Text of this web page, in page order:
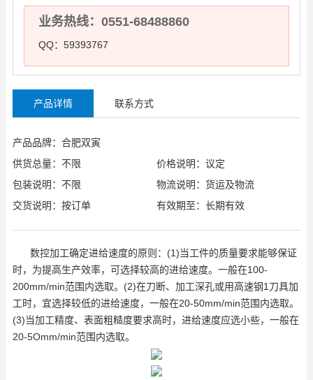
业务热线：0551-68488860
QQ：59393767
产品详情 联系方式
产品品牌：合肥双寅
供货总量：不限
价格说明：议定
包装说明：不限
物流说明：货运及物流
交货说明：按订单
有效期至：长期有效
数控加工确定进给速度的原则：(1)当工件的质量要求能够保证
时，为提高生产效率，可选择较高的进给速度。一般在100-
200mm/min范围内选取。(2)在刀断、加工深孔或用高速钢1刀具加
工时，宜选择较低的进给速度，一般在20-50mm/min范围内选取。
(3)当加工精度、表面粗糙度要求高时，进给速度应选小些，一般在
20-5Omm/min范围内选取。